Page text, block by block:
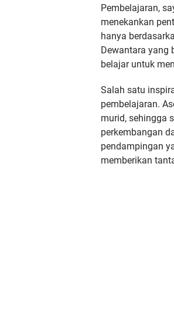
Pembelajaran,
menekankan
hanya
Dewantara yang
belajar untuk
Salah satu
pembelajaran.
murid, sehingga
perkembangan
pendampingan
memberikan